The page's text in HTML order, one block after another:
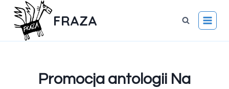
FRAZA
Promocja antologii Na